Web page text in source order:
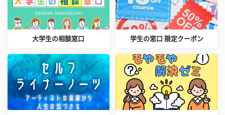
大学生の相談窓口 学生の窓口 限定クーポン